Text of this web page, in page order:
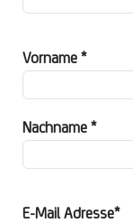
Vorname *
Nachname *
E-Mail Adresse*